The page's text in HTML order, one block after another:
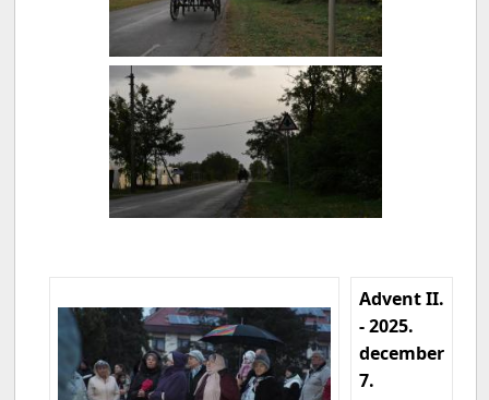
Advent II.
- 2025.
december
7.